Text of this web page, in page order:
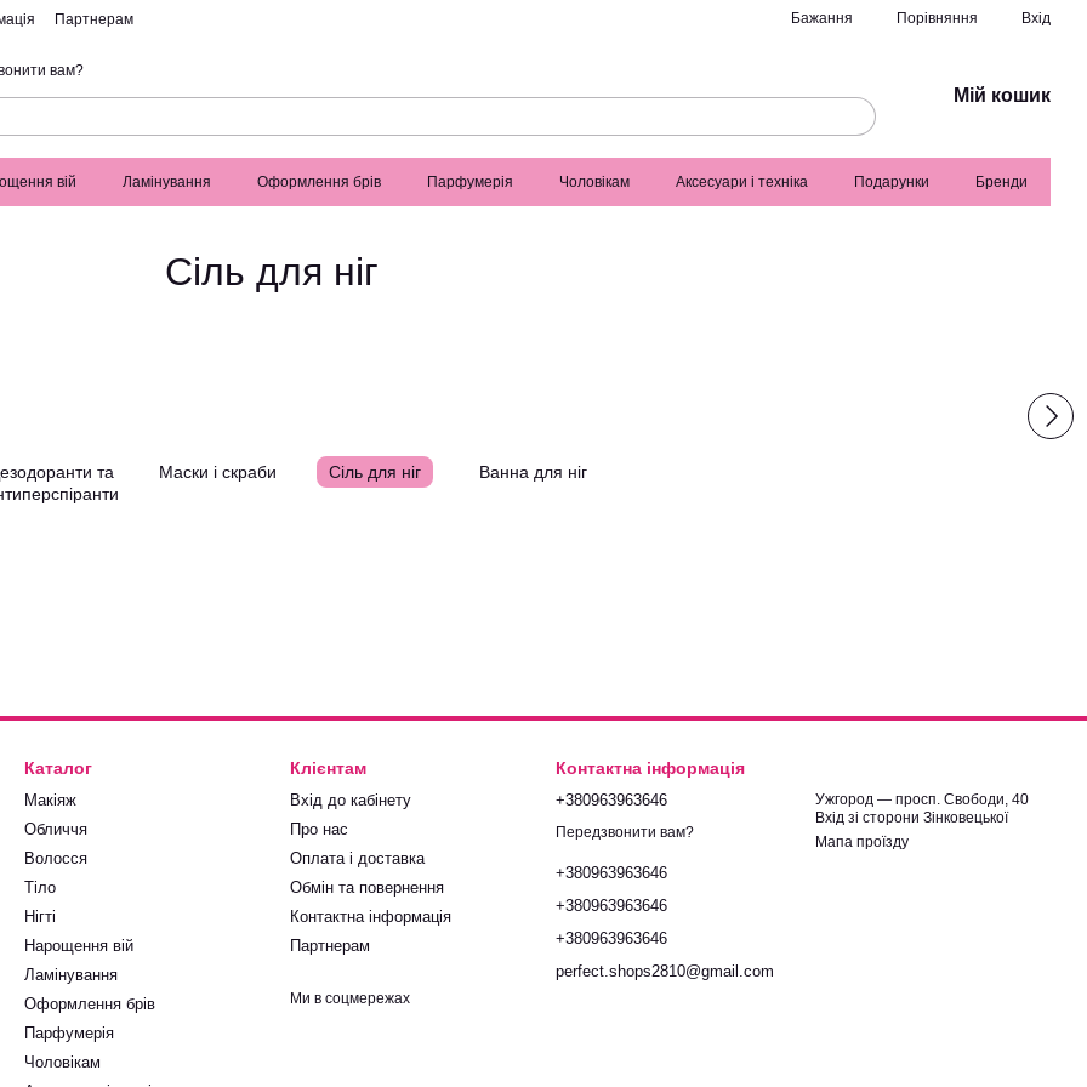
Партнерам Бажання Порівняння Вхід
вам?
Мій кошик
вій Ламінування Оформлення брів Парфумерія Чоловікам Аксесуари і техніка Подарунки Бренди
Сіль для ніг
та
Маски і скраби Сіль для ніг Ванна для ніг
Каталог
Макіяж
Обличчя
Волосся
Тіло
Нігті
Нарощення вій
Ламінування
Оформлення брів
Парфумерія
Чоловікам
Клієнтам
Вхід до кабінету
Про нас
Оплата і доставка
Обмін та повернення
Контактна інформація
Партнерам
Ми в соцмережах
Контактна інформація
+380963963646
Передзвонити вам?
+380963963646
+380963963646
+380963963646
perfect.shops2810@gmail.com
Ужгород — просп. Свободи, 40
Вхід зі сторони Зінковецької
Мапа проїзду